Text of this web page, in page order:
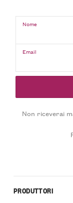
Nome
Email
Non riceverai
PRODUTTORI